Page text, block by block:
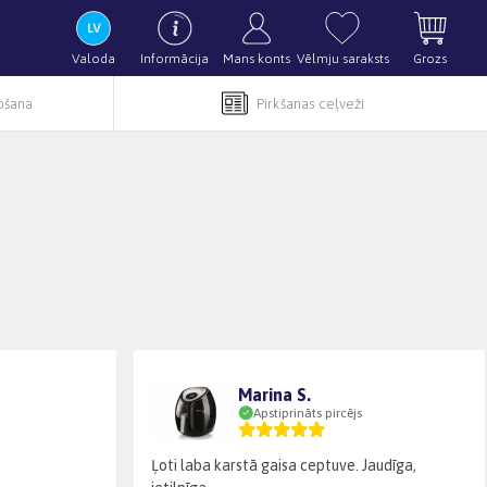
Valoda Informācija Mans konts Vēlmju saraksts Grozs
Pirkšanas ceļveži
Marina S.
Apstiprināts pircējs
Ļoti laba karstā gaisa ceptuve. Jaudīga,